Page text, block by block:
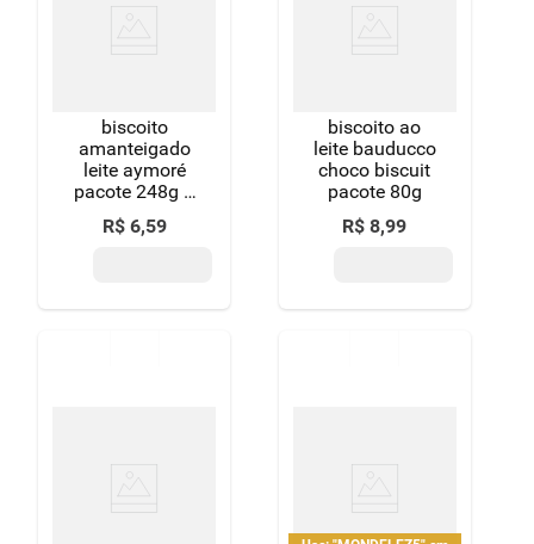
biscoito
amanteigado
leite aymoré
pacote 248g 3
unidades
R$ 6,59
biscoito ao
leite bauducco
choco biscuit
pacote 80g
R$ 8,99